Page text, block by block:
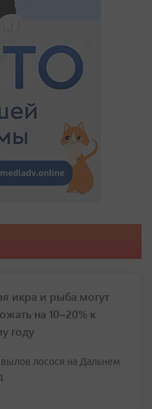
икра и рыба могут
на 10–20% к
году
лосося на Дальнем